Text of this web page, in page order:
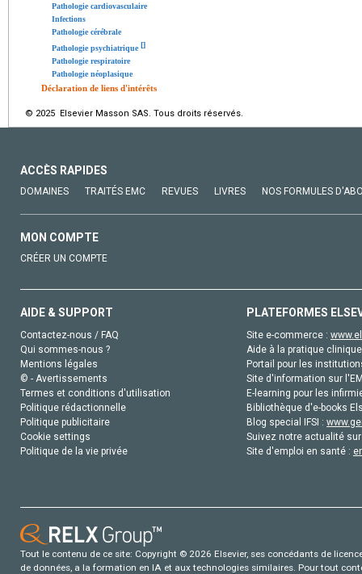
Pathologie cardiovasculaire
Infections
Pathologie cérébrale
Pathologie psychiatrique[]
Pathologie respiratoire
Pathologie néoplasique
Déclaration de liens d'intérêts
© 2025 Elsevier Masson SAS. Tous droits réservés.
ACCÈS RAPIDES
DOMAINES TRAITÉS EMC REVUES LIVRES NOS FORMULES
MON COMPTE
CRÉER UN COMPTE
AIDE & SUPPORT
Contactez-nous / FAQ
Qui sommes-nous ?
Mentions légales
© - Avertissements
Termes et conditions d'utilisation
Politique rédactionnelle
Politique publicitaire
Cookie settings
Politique de la vie privée
PLATEFORMES
Site e-commerce :
Aide à la pratique
Portail pour les
Site d'information sur
E-learning pour les
Bibliothèque d'e-books
Blog special IFSI :
Suivez notre actualité
Site d'emploi en santé :
Tout le contenu de ce site: Copyright © 2026 Elsevier, ses concédants de
de données, a la formation en IA et aux technologies similaires. Pour tout